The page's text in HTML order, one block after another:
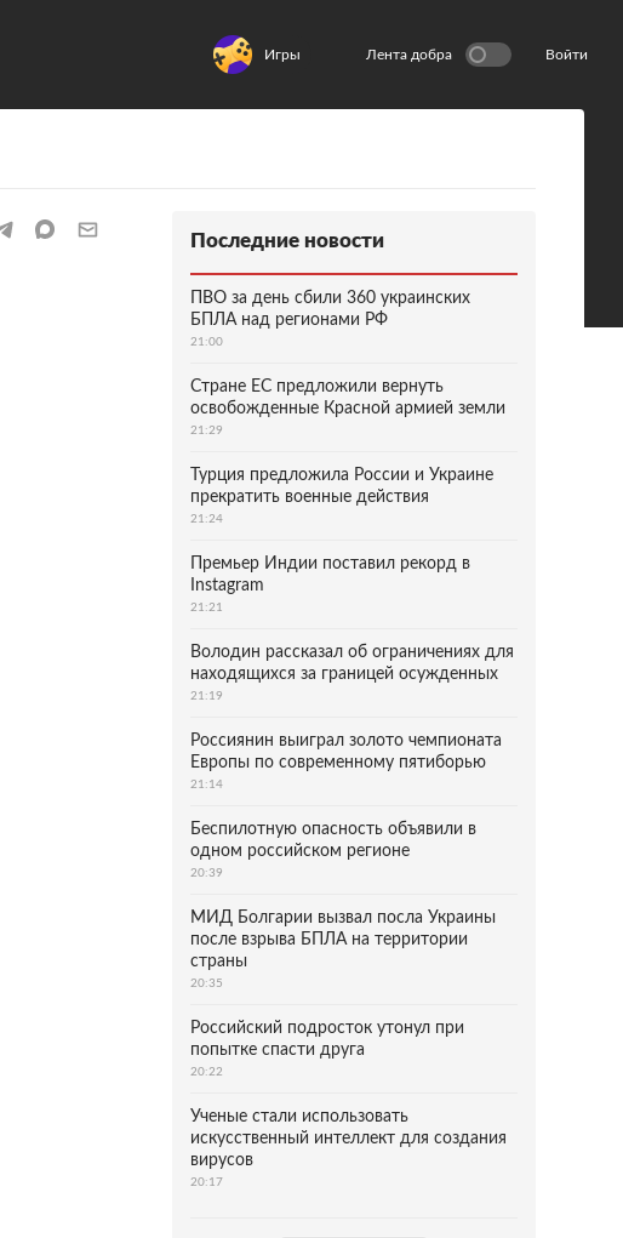
Игры Лента добра Войти
Последние новости
ПВО за день сбили 360 украинских
БПЛА над регионами РФ
21:00
Стране ЕС предложили вернуть
освобожденные Красной армией земли
21:29
Турция предложила России и Украине
прекратить военные действия
21:24
Премьер Индии поставил рекорд в
Instagram
21:21
Володин рассказал об ограничениях для
находящихся за границей осужденных
21:19
Россиянин выиграл золото чемпионата
Европы по современному пятиборью
21:14
Беспилотную опасность объявили в
одном российском регионе
20:39
МИД Болгарии вызвал посла Украины
после взрыва БПЛА на территории
страны
20:35
Российский подросток утонул при
попытке спасти друга
20:22
Ученые стали использовать
искусственный интеллект для создания
вирусов
20:17